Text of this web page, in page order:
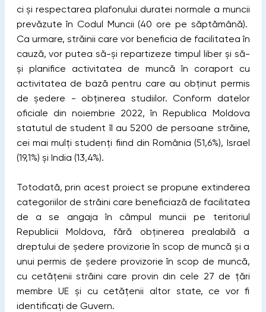
ci și respectarea plafonului duratei normale a muncii
prevăzute în Codul Muncii (40 ore pe săptămână).
Ca urmare, străinii care vor beneficia de facilitatea în
cauză, vor putea să-și repartizeze timpul liber și să-
și planifice activitatea de muncă în coraport cu
activitatea de bază pentru care au obținut permis
de ședere - obținerea studiilor. Conform datelor
oficiale din noiembrie 2022, în Republica Moldova
statutul de student îl au 5200 de persoane străine,
cei mai mulți studenți fiind din România (51,6%), Israel
(19,1%) și India (13,4%).
Totodată, prin acest proiect se propune extinderea
categoriilor de străini care beneficiază de facilitatea
de a se angaja în câmpul muncii pe teritoriul
Republicii Moldova, fără obținerea prealabilă a
dreptului de ședere provizorie în scop de muncă și a
unui permis de ședere provizorie în scop de muncă,
cu cetățenii străini care provin din cele 27 de țări
membre UE și cu cetățenii altor state, ce vor fi
identificați de Guvern.